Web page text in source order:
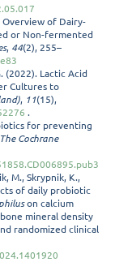
Overview of Dairy-
or Non-fermented
, 44(2), 255–
(2022). Lactic Acid
Cultures to
, 11(15),
.
for preventing
The Cochrane
M., Skrypnik, K.,
of daily probiotic
on calcium
mineral density
randomized clinical